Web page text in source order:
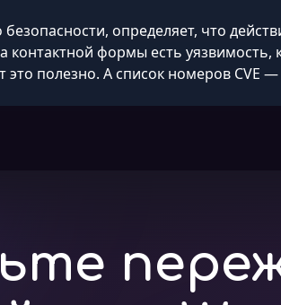
определяет, что
контактной формы есть уязвимость,
это полезно. А список номеров CVE —